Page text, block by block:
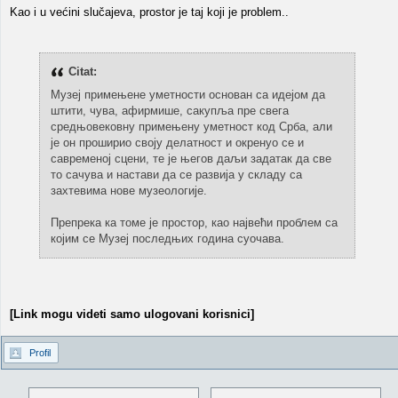
Kao i u većini slučajeva, prostor je taj koji je problem..
Citat:
Музеј примењене уметности основан са идејом да
штити, чува, афирмише, сакупља пре свега
средњовековну примењену уметност код Срба, али
је он проширио своју делатност и окренуо се и
савременој сцени, те је његов даљи задатак да све
то сачува и настави да се развија у складу са
захтевима нове музеологије.
Препрека ка томе је простор, као највећи проблем са
којим се Музеј последњих година суочава.
[Link mogu videti samo ulogovani korisnici]
Profil